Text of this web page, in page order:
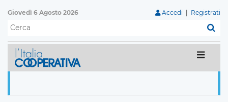
Giovedì 6 Agosto 2026 Accedi Registrati